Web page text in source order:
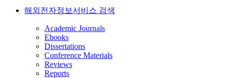
해외전자정보서비스 검색
Academic Journals
Ebooks
Dissertations
Conference Materials
Reviews
Reports